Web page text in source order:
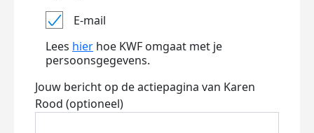
E-mail
Lees hier hoe KWF omgaat met je
persoonsgegevens.
Jouw bericht op de actiepagina van Karen
Rood (optioneel)